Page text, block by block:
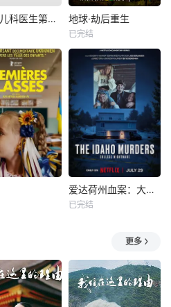
闪闪的儿科医生第四季 地球·劫后重生
已完结
爱达荷州血案：大学梦魇
已完结
更多